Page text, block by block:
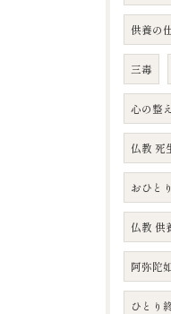
供養の
三毒
心の整
仏教 死
おひと
仏教 供
阿弥陀
ひとり